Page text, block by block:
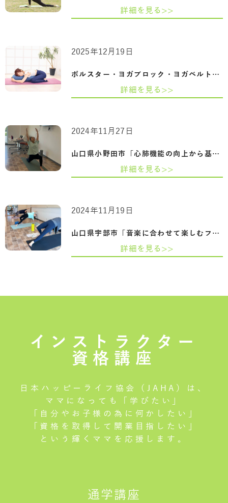
詳細を見る>>
ボルスター・ヨガブロック・ヨガベルト｜…
2025年12月19日
詳細を見る>>
山口県小野田市「心肺機能の向上から基礎…
2024年11月27日
詳細を見る>>
山口県宇部市「音楽に合わせて楽しむフロ…
2024年11月19日
詳細を見る>>
インストラクター
資格講座
日本ハッピーライフ協会（JAHA）は、
ママになっても「学びたい」
「自分やお子様の為に何かしたい」
「資格を取得して開業目指したい」
という輝くママを応援します。
通学講座